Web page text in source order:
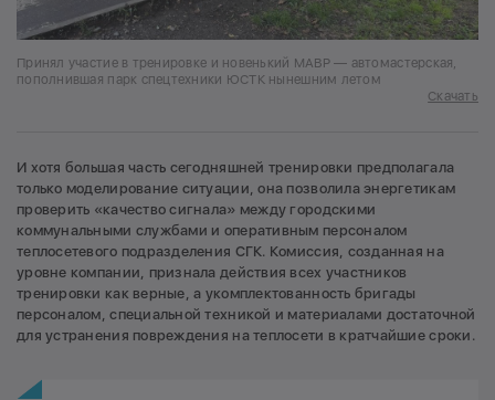
Принял участие в тренировке и новенький МАВР — автомастерская,
пополнившая парк спецтехники ЮСТК нынешним летом
Скачать
И хотя большая часть сегодняшней тренировки предполагала
только моделирование ситуации, она позволила энергетикам
проверить «качество сигнала» между городскими
коммунальными службами и оперативным персоналом
теплосетевого подразделения СГК. Комиссия, созданная на
уровне компании, признала действия всех участников
тренировки как верные, а укомплектованность бригады
персоналом, специальной техникой и материалами достаточной
для устранения повреждения на теплосети в кратчайшие сроки.